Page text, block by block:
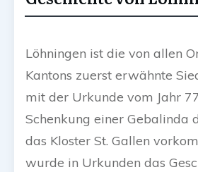
Löhningen ist die von allen
Kantons zuerst erwähnte
mit der Urkunde vom Jahr
Schenkung einer Gebalinda
das Kloster St. Gallen
wurde in Urkunden das